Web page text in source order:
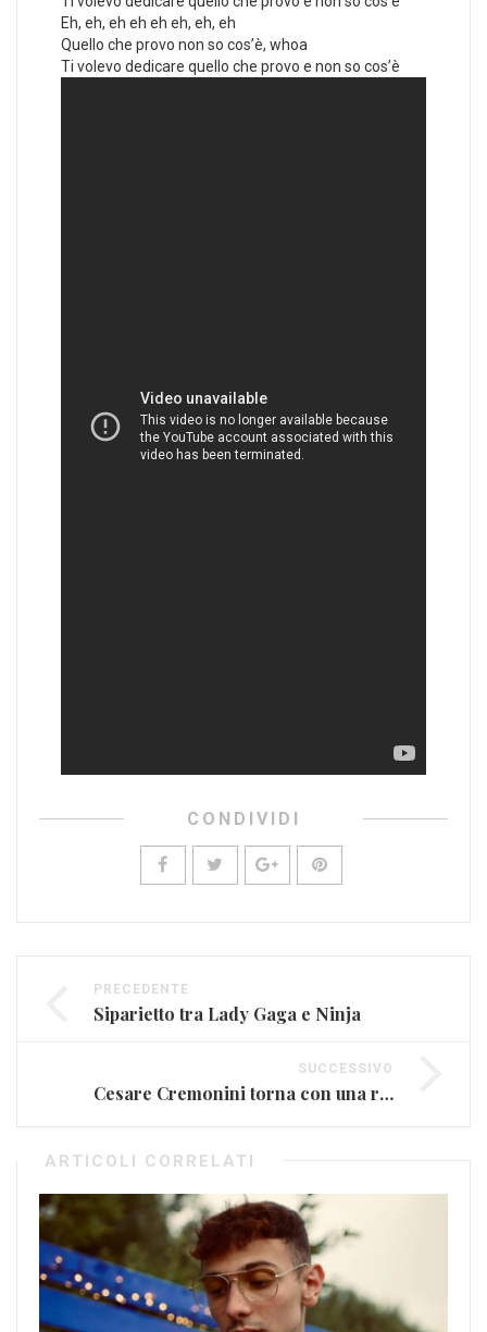
Eh, eh, eh eh eh eh, eh, eh
Quello che provo non so cos’è, whoa
Ti volevo dedicare quello che provo e non so cos’è
CONDIVIDI
PRECEDENTE
Siparietto tra Lady Gaga e Ninja
SUCCESSIVO
Cesare Cremonini torna con una raccolta
ARTICOLI CORRELATI